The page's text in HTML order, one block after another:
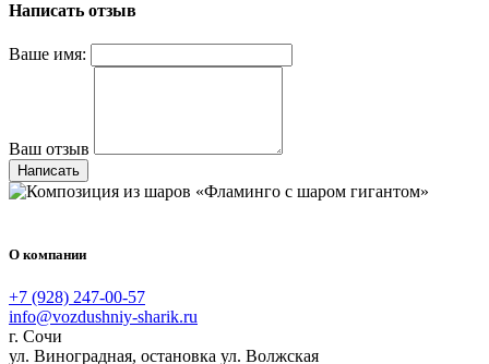
Написать отзыв
Ваше имя:
Ваш отзыв
Написать
О компании
+7 (928) 247-00-57
info@vozdushniy-sharik.ru
г. Сочи
ул. Виноградная, остановка ул. Волжская